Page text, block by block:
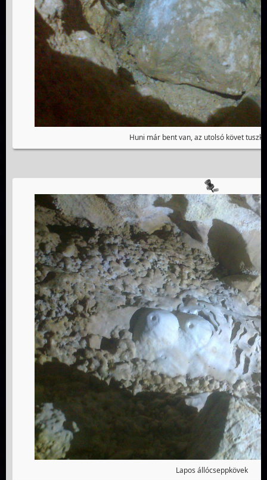
Huni már bent van, az utolsó követ
Lapos állócseppkövek